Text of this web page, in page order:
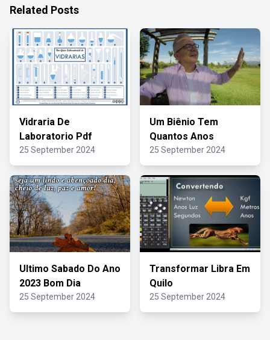
Related Posts
Vidraria De
Laboratorio Pdf
25 September 2024
Um Biênio Tem
Quantos Anos
25 September 2024
Ultimo Sabado Do Ano
2023 Bom Dia
25 September 2024
Transformar Libra Em
Quilo
25 September 2024